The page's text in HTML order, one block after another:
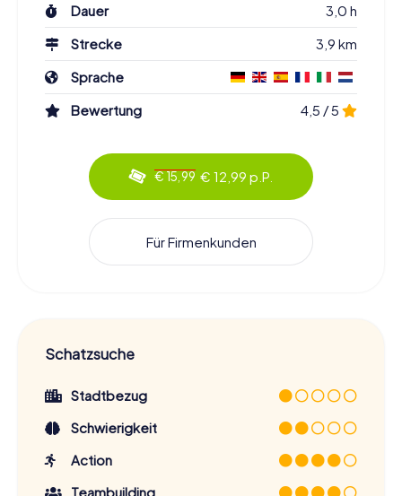
Dauer
3,0 h
Strecke
3,9 km
Sprache
Bewertung
4,5 / 5
€ 15,99 € 12,99 p.P.
Für Firmenkunden
Schatzsuche
Stadtbezug
Schwierigkeit
Action
Teambuilding